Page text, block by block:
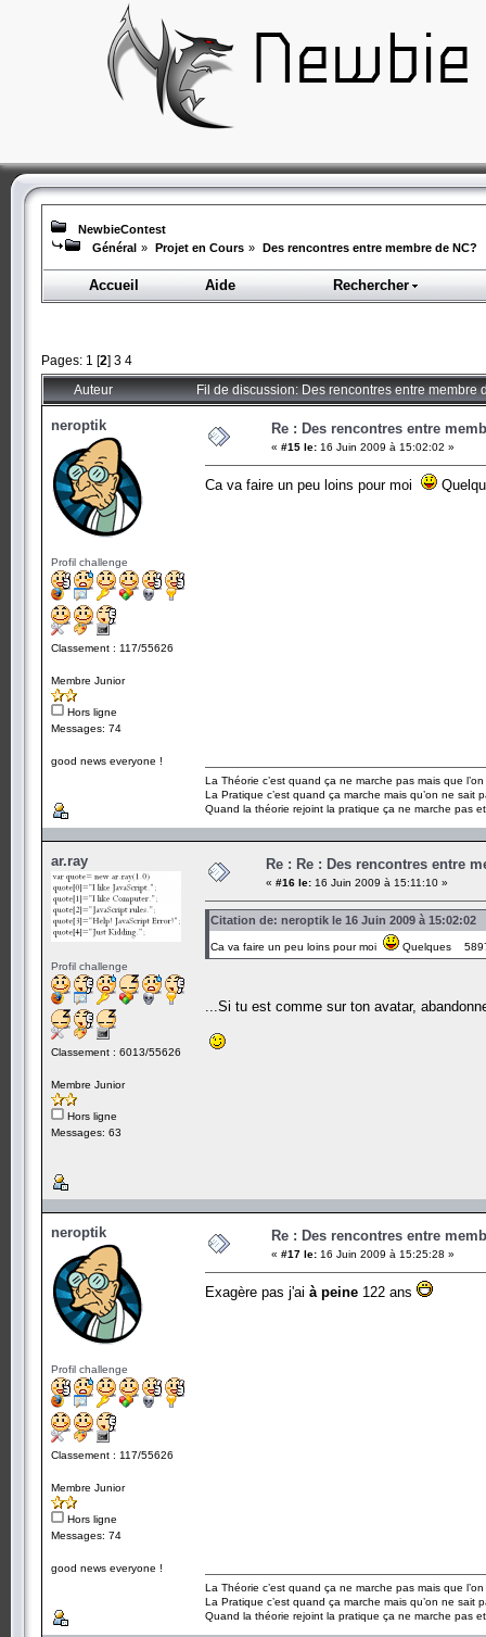
NewbieContest
Général » Projet en Cours » Des rencontres entre membre de NC?
Accueil Aide Rechercher
Pages: 1 [2] 3 4
Auteur Fil de discussion: Des rencontres entre membre
neroptik
Profil challenge
Classement : 117/55626
Membre Junior
Hors ligne
Messages: 74
good news everyone !
Re : Des rencontres entre
« #15 le: 16 Juin 2009 à 15:02:02 »
Ca va faire un peu loins pour moi
La Théorie c’est quand ça ne marche pas mais que
La Pratique c’est quand ça marche mais qu’on ne sait
Quand la théorie rejoint la pratique ça ne marche pas
ar.ray
Profil challenge
Classement : 6013/55626
Membre Junior
Hors ligne
Messages: 63
Re : Re : Des rencontres entre
« #16 le: 16 Juin 2009 à 15:11:10 »
Citation de: neroptik le 16 Juin 2009 à 15:02:02
Ca va faire un peu loins pour moi Quelques
...Si tu est comme sur ton avatar,
neroptik
Profil challenge
Classement : 117/55626
Membre Junior
Hors ligne
Messages: 74
good news everyone !
Re : Des rencontres entre
« #17 le: 16 Juin 2009 à 15:25:28 »
Exagère pas j'ai à peine 122 ans
La Théorie c’est quand ça ne marche pas mais que
La Pratique c’est quand ça marche mais qu’on ne sait
Quand la théorie rejoint la pratique ça ne marche pas